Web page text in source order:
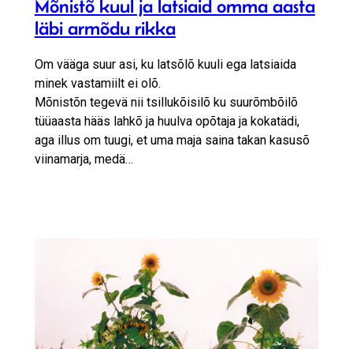
Mõnistõ kuul ja latsiaid omma aasta
läbi armõdu rikka
Om vääga suur asi, ku latsõlõ kuuli ega latsiaida
minek vastamiilt ei olõ.
Mõnistõn tegevä nii tsillukõisilõ ku suurõmbõilõ
tüüaasta hääs lahkõ ja huulva opõtaja ja kokatädi,
aga illus om tuugi, et uma maja saina takan kasusõ
viinamarja, medä…